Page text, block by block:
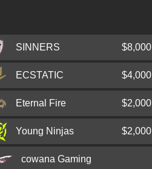
SINNERS $8,000
NEOFRAGZouhar
Kvapil
ZEDKO Chyba
beastikDaňo
ECSTATIC $4,000
birdfromsky Due-frederiksen
maNkzKjeldsen
DaffuSchildt
Eternal Fire $2,000
XANTARESDörtkardeş
woxicEker
Young Ninjas $2,000
Smidebrant
cowana Gaming